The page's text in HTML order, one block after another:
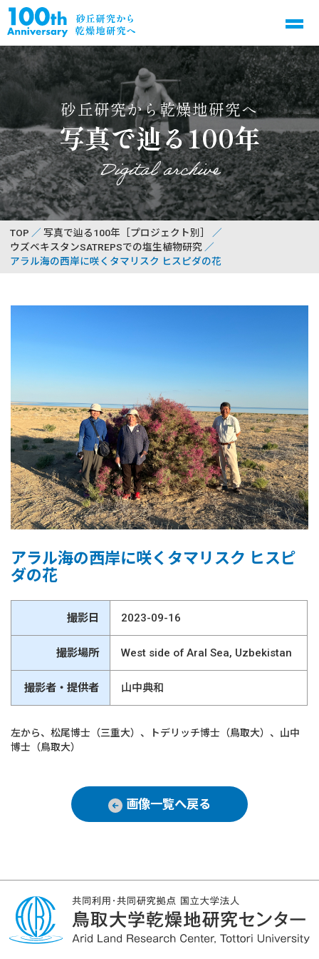
砂丘研究から乾燥地研究へ
写真で辿る100年
Digital archive
TOP
写真で辿る100年［プロジェクト別］
ウズベキスタンSATREPSでの塩生植物研究
アラル海の西岸に咲くタマリスク ヒスピダの花
アラル海の西岸に咲くタマリスク ヒスピ
ダの花
撮影日 2023-09-16
撮影場所 West side of Aral Sea, Uzbekistan
撮影者・提供者 山中典和
左から、松尾博士（三重大）、トデリッチ博士（鳥取大）、山中
博士（鳥取大）
画像一覧へ戻る